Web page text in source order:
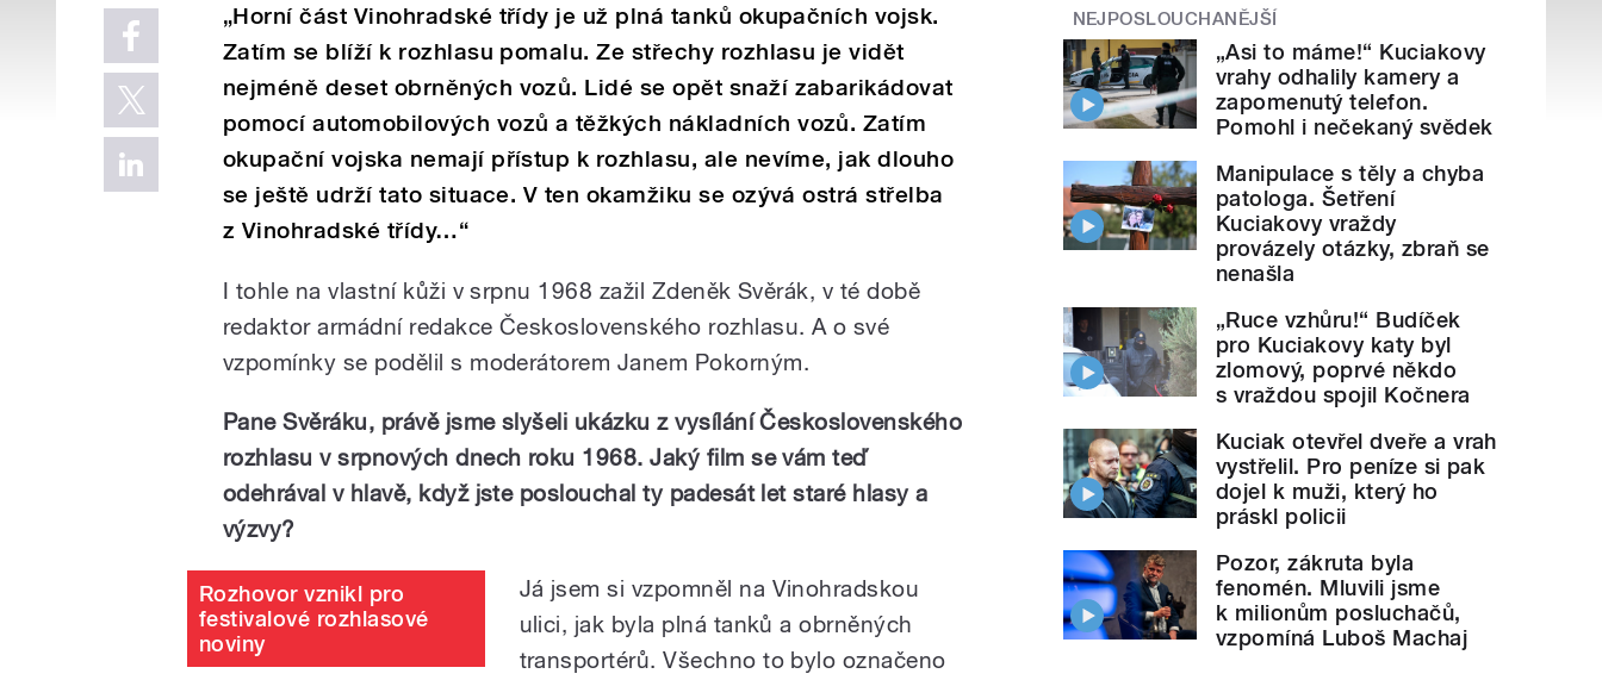
„Horní část Vinohradské třídy je už plná tanků okupačních vojsk.
Zatím se blíží k rozhlasu pomalu. Ze střechy rozhlasu je vidět
nejméně deset obrněných vozů. Lidé se opět snaží zabarikádovat
pomocí automobilových vozů a těžkých nákladních vozů. Zatím
okupační vojska nemají přístup k rozhlasu, ale nevíme, jak dlouho
se ještě udrží tato situace. V ten okamžiku se ozývá ostrá střelba
z Vinohradské třídy…“
I tohle na vlastní kůži v srpnu 1968 zažil Zdeněk Svěrák, v té době
redaktor armádní redakce Československého rozhlasu. A o své
vzpomínky se podělil s moderátorem Janem Pokorným.
Pane Svěráku, právě jsme slyšeli ukázku z vysílání Československého
rozhlasu v srpnových dnech roku 1968. Jaký film se vám teď
odehrával v hlavě, když jste poslouchal ty padesát let staré hlasy a
výzvy?
Rozhovor vznikl pro
festivalové rozhlasové
noviny
Já jsem si vzpomněl na Vinohradskou
ulici, jak byla plná tanků a obrněných
transportérů. Všechno to bylo označeno
NEJPOSLOUCHANĚJŠÍ
„Asi to máme!“ Kuciakovy
vrahy odhalily kamery a
zapomenutý telefon.
Pomohl i nečekaný svědek
Manipulace s těly a chyba
patologa. Šetření
Kuciakovy vraždy
provázely otázky, zbraň se
nenašla
„Ruce vzhůru!“ Budíček
pro Kuciakovy katy byl
zlomový, poprvé někdo
s vraždou spojil Kočnera
Kuciak otevřel dveře a vrah
vystřelil. Pro peníze si pak
dojel k muži, který ho
práskl policii
Pozor, zákruta byla
fenomén. Mluvili jsme
k milionům posluchačů,
vzpomíná Luboš Machaj